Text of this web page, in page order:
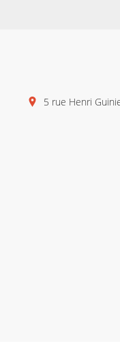
5 rue Henri